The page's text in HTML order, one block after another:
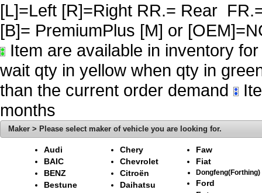
[L]=Left [R]=Right RR.= Rear
[B]= PremiumPlus [M] or
Item are available in inventory
wait qty in yellow when qty in
than the current order demand
months
Maker > Please select maker of vehicle you are looking for.
Audi
BAIC
BENZ
Bestune
Chery
Chevrolet
Citroën
Daihatsu
Faw
Fiat
Dongfeng(Forthing)
Ford